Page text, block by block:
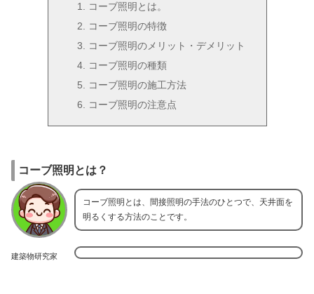
コーブ照明とは。
コーブ照明の特徴
コーブ照明のメリット・デメリット
コーブ照明の種類
コーブ照明の施工方法
コーブ照明の注意点
コーブ照明とは？
建築物研究家
コーブ照明とは、間接照明の手法のひとつで、天井面を
明るくする方法のことです。